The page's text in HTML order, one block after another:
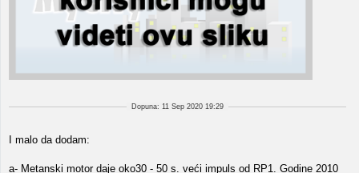
Dopuna: 11 Sep 2020 19:29
I malo da dodam:
a- Metanski motor daje oko30 - 50 s. veći impuls od RP1. Godine 2010